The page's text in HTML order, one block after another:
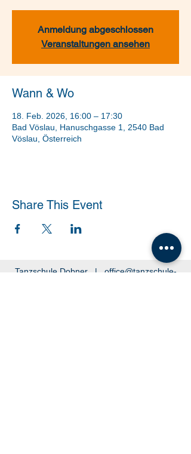
Anmeldung abgeschlossen
Veranstaltungen ansehen
Wann & Wo
18. Feb. 2026, 16:00 – 17:30
Bad Vöslau, Hanuschgasse 1, 2540 Bad
Vöslau, Österreich
Share This Event
Tanzschule Dobner | office@tanzschule-